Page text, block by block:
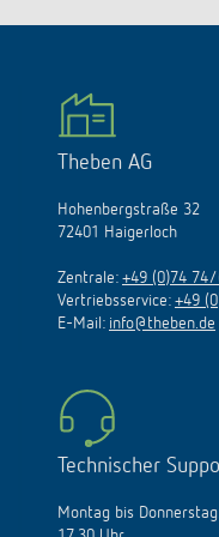
Theben AG
Hohenbergstraße 32
72401 Haigerloch
Zentrale: +49 (0)74
Vertriebsservice: +49
E-Mail: info@theben.de
Technischer
Montag bis